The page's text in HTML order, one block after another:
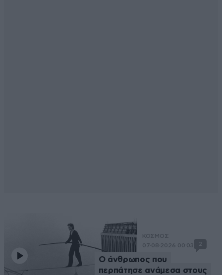
ΚΟΣΜΟΣ
07·08·2026 00:03
2
Ο άνθρωπος που
περπάτησε ανάμεσα στους